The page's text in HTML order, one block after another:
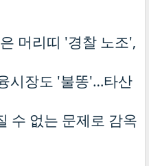
머리띠 '경찰 노조',
시장도 '불똥'…타산
수 없는 문제로 감옥